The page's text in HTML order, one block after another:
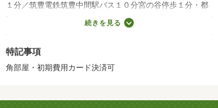
１分／筑豊電鉄筑豊中間駅バス１０分宮の谷停歩１分・都
市ガスです。スーパー・ドラッグストア・病院・中学校が
近くにあります。インターネット使用料無料。対面キッチ
てます。・バイク置場：空なし・駐輪場：空なし・仲介手
数料：６８，２００円
続きを見る
特記事項
角部屋・初期費用カード決済可